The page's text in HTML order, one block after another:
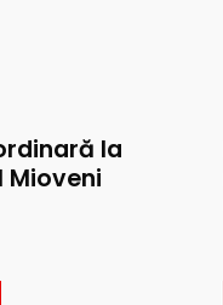
la
Mioveni